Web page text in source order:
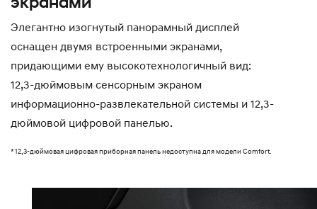
Элегантно изогнутый панорамный дисплей
оснащен двумя встроенными экранами,
придающими ему высокотехнологичный вид:
12,3-дюймовым сенсорным экраном
информационно-развлекательной системы и 12,3-
дюймовой цифровой панелью.
* 12,3-дюймовая цифровая приборная панель недоступна для модели Comfort.